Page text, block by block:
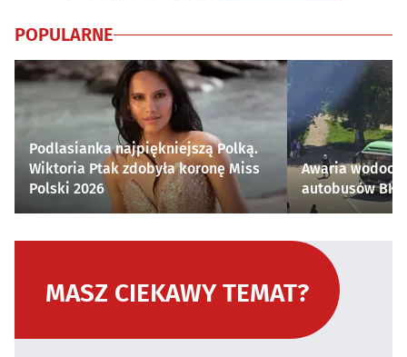
POPULARNE
Podlasianka najpiękniejszą Polką.
Wiktoria Ptak zdobyła koronę Miss
Polski 2026
Awaria
autobusów
MASZ CIEKAWY TEMAT?